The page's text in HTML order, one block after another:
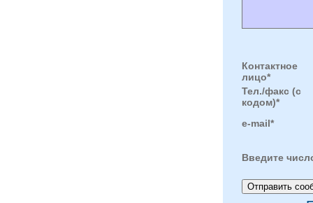
Контактное
лицо*
Тел./факс (с
кодом)*
e-mail*
Введите